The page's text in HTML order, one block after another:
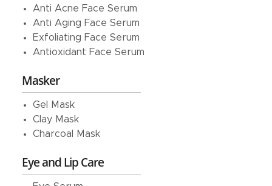
Anti Acne Face Serum
Anti Aging Face Serum
Exfoliating Face Serum
Antioxidant Face Serum
Masker
Gel Mask
Clay Mask
Charcoal Mask
Eye and Lip Care